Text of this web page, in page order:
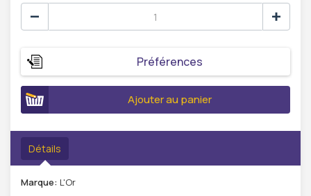
Préférences
Ajouter au panier
Détails
Marque: L'Or